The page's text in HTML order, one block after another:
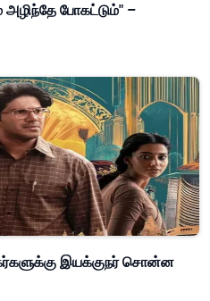
அழிந்தே போகட்டும்" –
இயக்குநர் சொன்ன